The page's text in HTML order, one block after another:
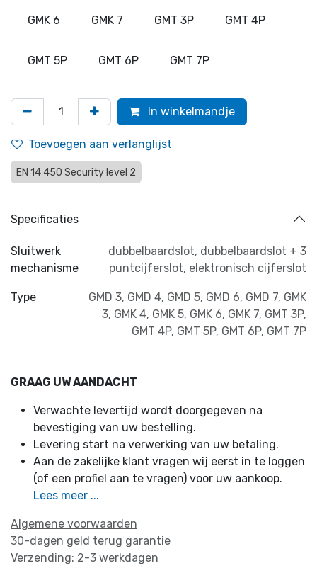
GMK 6 GMK 7 GMT 3P GMT 4P
GMT 5P GMT 6P GMT 7P
In winkelmandje
Toevoegen aan verlanglijst
EN 14 450 Security level 2
Specificaties
Sluitwerk
mechanisme
dubbelbaardslot, dubbelbaardslot + 3
puntcijferslot, elektronisch cijferslot
Type GMD 3, GMD 4, GMD 5, GMD 6, GMD 7, GMK
3, GMK 4, GMK 5, GMK 6, GMK 7, GMT 3P,
GMT 4P, GMT 5P, GMT 6P, GMT 7P
GRAAG UW AANDACHT
Verwachte levertijd wordt doorgegeven na
bevestiging van uw bestelling.
Levering start na verwerking van uw betaling.
Aan de zakelijke klant vragen wij eerst in te loggen
(of een profiel aan te vragen) voor uw aankoop.
Lees meer ...
Algemene voorwaarden
30-dagen geld terug garantie
Verzending: 2-3 werkdagen